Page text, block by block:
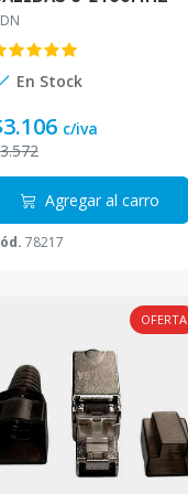
DI204-2.4G
En Stock
c/iva
Agregar al carro
78217
OFERTA